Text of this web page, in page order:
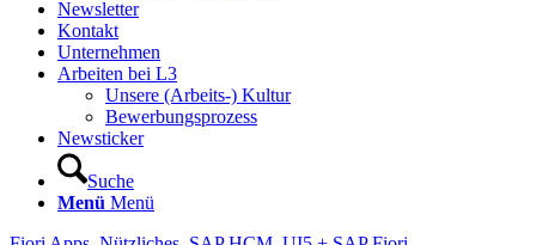
Newsletter
Kontakt
Unternehmen
Arbeiten bei L3
Unsere (Arbeits-) Kultur
Bewerbungsprozess
Newsticker
Suche
Menü Menü